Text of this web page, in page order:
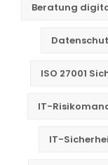
Beratung
ISO 27001
IT-
IT-